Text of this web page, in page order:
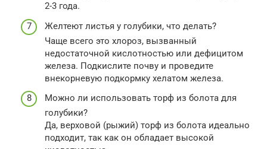
2-3 года.
Желтеют листья у голубики, что делать?
Чаще всего это хлороз, вызванный
недостаточной кислотностью или дефицитом
железа. Подкислите почву и проведите
внекорневую подкормку хелатом железа.
Можно ли использовать торф из болота для
голубики?
Да, верховой (рыжий) торф из болота идеально
подходит, так как он обладает высокой